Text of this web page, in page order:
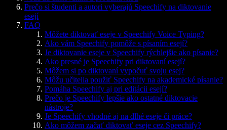
Prečo si študenti a autori vyberajú Speechify na diktovanie
esejí
FAQ
Môžete diktovať eseje v Speechify Voice Typing?
Ako vám Speechify pomôže s písaním esejí?
Je diktovanie eseje v Speechify rýchlejšie ako písanie?
Ako presné je Speechify pri diktovaní esejí?
Môžem si po diktovaní vypočuť svoju esej?
Môžu učitelia použiť Speechify na akademické písanie?
Pomáha Speechify aj pri editácii esejí?
Prečo je Speechify lepšie ako ostatné diktovacie
nástroje?
Je Speechify vhodné aj na dlhé eseje či práce?
Ako môžem začať diktovať eseje cez Speechify?